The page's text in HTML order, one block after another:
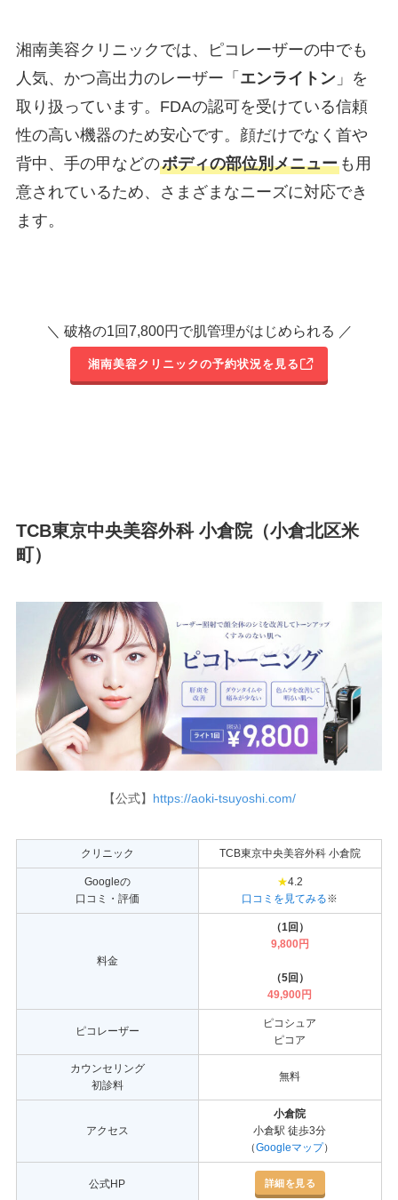
湘南美容クリニックでは、ピコレーザーの中でも
人気、かつ高出力のレーザー「 エンライトン」を
取り扱っています。FDAの認可を受けている信頼
性の高い機器のため安心です。顔だけでなく首や
背中、手の甲などのボディの部位別メニューも用
意されているため、さまざまなニーズに対応でき
ます。
＼ 破格の1回7,800円で肌管理がはじめられる ／
湘南美容クリニックの予約状況を見る
TCB東京中央美容外科 小倉院（小倉北区米
町）
【公式】 https://aoki-tsuyoshi.com/
クリニック TCB東京中央美容外科 小倉院
Googleの
口コミ・評価
★4.2
口コミを見てみる※
料金
（1回）
9,800円
（5回）
49,900円
ピコレーザー
ピコシュア
ピコア
カウンセリング
初診料
無料
アクセス
小倉院
小倉駅 徒歩3分
（Googleマップ）
公式HP 詳細を見る